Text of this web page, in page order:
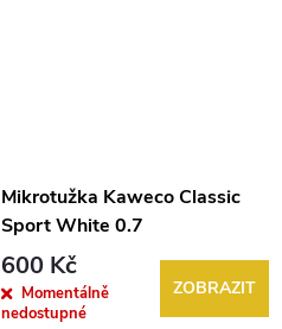
Mikrotužka Kaweco Classic
Sport White 0.7
600 Kč
Momentálně
nedostupné
ZOBRAZIT